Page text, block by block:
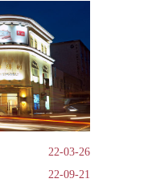
22-03-26
22-09-21